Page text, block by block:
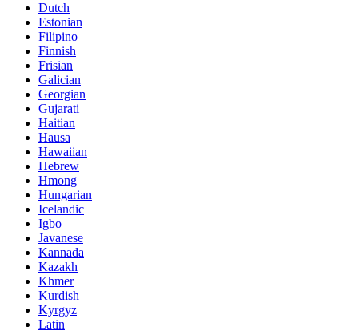
Dutch
Estonian
Filipino
Finnish
Frisian
Galician
Georgian
Gujarati
Haitian
Hausa
Hawaiian
Hebrew
Hmong
Hungarian
Icelandic
Igbo
Javanese
Kannada
Kazakh
Khmer
Kurdish
Kyrgyz
Latin